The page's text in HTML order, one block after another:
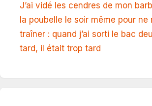
J’ai vidé les cendres de mon
la poubelle le soir même pour ne
traîner : quand j’ai sorti le bac
tard, il était trop tard